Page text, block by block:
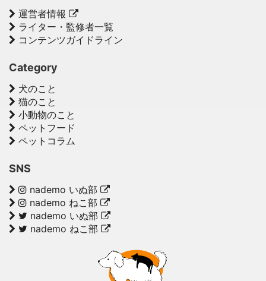
運営者情報
ライター・監修者一覧
コンテンツガイドライン
Category
犬のこと
猫のこと
小動物のこと
ペットフード
ペットコラム
SNS
nademo いぬ部
nademo ねこ部
nademo いぬ部
nademo ねこ部